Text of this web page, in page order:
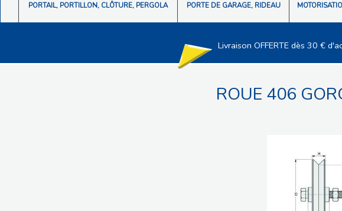
PORTAIL, PORTILLON, CLÔTURE, PERGOLA PORTE DE GARAGE, RIDEAU
Livraison OFFERTE dès 30 €
ROUE 406